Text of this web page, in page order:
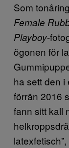
Som
Female
Playboy-
ögonen för
ha sett den i
förrän 2016
fann sitt kall